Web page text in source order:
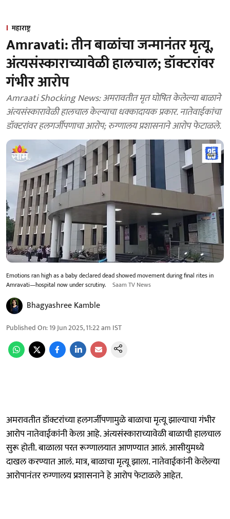
महाराष्ट्र
Amravati: तीन बाळांचा जन्मानंतर मृत्यू,
अंत्यसंस्काराच्यावेळी हालचाल; डॉक्टरांवर
गंभीर आरोप
Amraati Shocking News: अमरावतीत मृत घोषित केलेल्या बाळाने
अंत्यसंस्कारावेळी हालचाल केल्याचा धक्कादायक प्रकार. नातेवाईकांचा
डॉक्टरांवर हलगर्जीपणाचा आरोप; रुग्णालय प्रशासनाने आरोप फेटाळले.
Emotions ran high as a baby declared dead showed movement during final rites in
Amravati—hospital now under scrutiny.
Saam TV News
Bhagyashree Kamble
Published On:19 Jun 2025, 11:22 am IST
अमरावतीत डॉक्टरांच्या हलगर्जीपणामुळे बाळाचा मृत्यू झाल्याचा गंभीर
आरोप नातेवाईकांनी केला आहे. अंत्यसंस्काराच्यावेळी बाळाची हालचाल
सुरू होती. बाळाला परत रूग्णालयात आणण्यात आलं. आसीयुमध्ये
दाखल करण्यात आलं. मात्र, बाळाचा मृत्यू झाला. नातेवाईकांनी केलेल्या
आरोपानंतर रुग्णालय प्रशासनाने हे आरोप फेटाळले आहेत.